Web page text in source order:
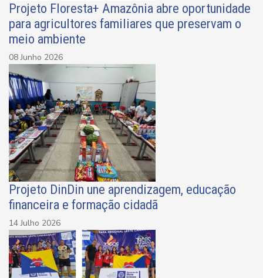
Projeto Floresta+ Amazônia abre oportunidade
para agricultores familiares que preservam o
meio ambiente
08 Junho 2026
Projeto DinDin une aprendizagem, educação
financeira e formação cidadã
14 Julho 2026